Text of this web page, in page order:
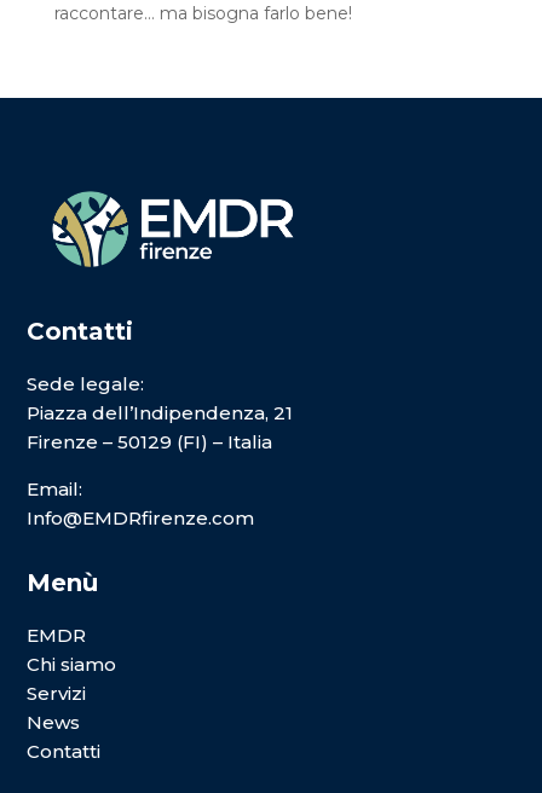
raccontare… ma bisogna farlo bene!
Contatti
Sede legale:
Piazza dell’Indipendenza, 21
Firenze – 50129 (FI) – Italia
Email:
Info@EMDRfirenze.com
Menù
EMDR
Chi siamo
Servizi
News
Contatti